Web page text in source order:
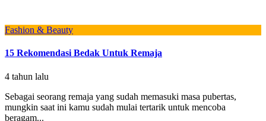
Fashion & Beauty
15 Rekomendasi Bedak Untuk Remaja
4 tahun lalu
Sebagai seorang remaja yang sudah memasuki masa pubertas,
mungkin saat ini kamu sudah mulai tertarik untuk mencoba
beragam...